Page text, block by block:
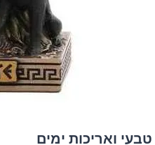
ואריכות ימים